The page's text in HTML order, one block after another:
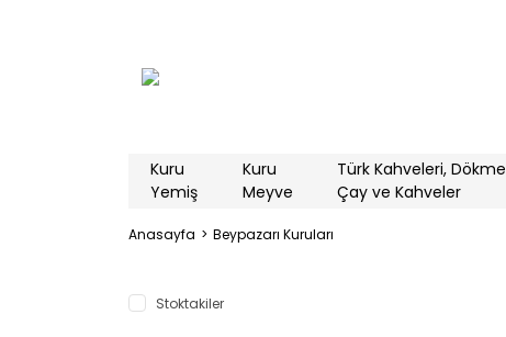
Kuru
Yemiş
Kuru
Meyve
Türk Kahveleri, Dökme
Çay ve Kahveler
Anasayfa Beypazarı Kuruları
Stoktakiler